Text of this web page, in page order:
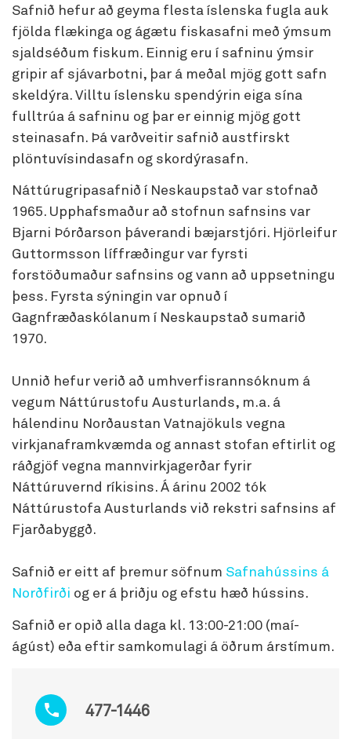
477-1446
Safnið hefur að geyma flesta íslenska fugla auk
fjölda flækinga og ágætu fiskasafni með ýmsum
sjaldséðum fiskum. Einnig eru í safninu ýmsir
gripir af sjávarbotni, þar á meðal mjög gott safn
skeldýra. Villtu íslensku spendýrin eiga sína
fulltrúa á safninu og þar er einnig mjög gott
steinasafn. Þá varðveitir safnið austfirskt
plöntuvísindasafn og skordýrasafn.
Náttúrugripasafnið í Neskaupstað var stofnað
1965. Upphafsmaður að stofnun safnsins var
Bjarni Þórðarson þáverandi bæjarstjóri. Hjörleifur
Guttormsson líffræðingur var fyrsti
forstöðumaður safnsins og vann að uppsetningu
þess. Fyrsta sýningin var opnuð í
Gagnfræðaskólanum í Neskaupstað sumarið
1970.
Unnið hefur verið að umhverfisrannsóknum á
vegum Náttúrustofu Austurlands, m.a. á
hálendinu Norðaustan Vatnajökuls vegna
virkjanaframkvæmda og annast stofan eftirlit og
ráðgjöf vegna mannvirkjagerðar fyrir
Náttúruvernd ríkisins. Á árinu 2002 tók
Náttúrustofa Austurlands við rekstri safnsins af
Fjarðabyggð.
Safnið er eitt af þremur söfnum Safnahússins á
Norðfirði og er á þriðju og efstu hæð hússins.
Safnið er opið alla daga kl. 13:00-21:00 (maí-
ágúst) eða eftir samkomulagi á öðrum árstímum.